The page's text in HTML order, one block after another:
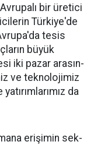
bir üretici
Türkiye'de
tesis
büyük
iki pazar arasın­
ve teknolojimiz
da
erişimin sek­